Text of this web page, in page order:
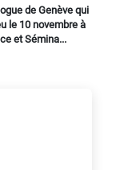
de Genève qui
le 10 novembre à
et Sémina...